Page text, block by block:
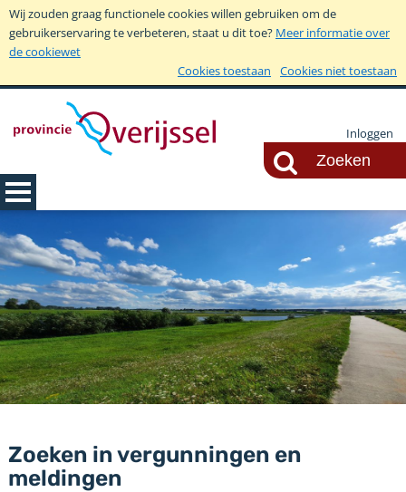
Wij zouden graag functionele cookies willen gebruiken om de
gebruikerservaring te verbeteren, staat u dit toe? Meer informatie over
de cookiewet
Cookies toestaan
Cookies niet toestaan
Inloggen
Zoeken in vergunningen en
meldingen